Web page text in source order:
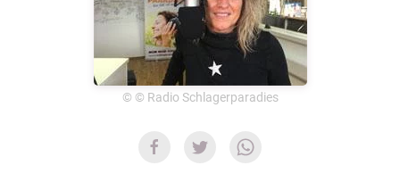
© © Radio Schlagerparadies